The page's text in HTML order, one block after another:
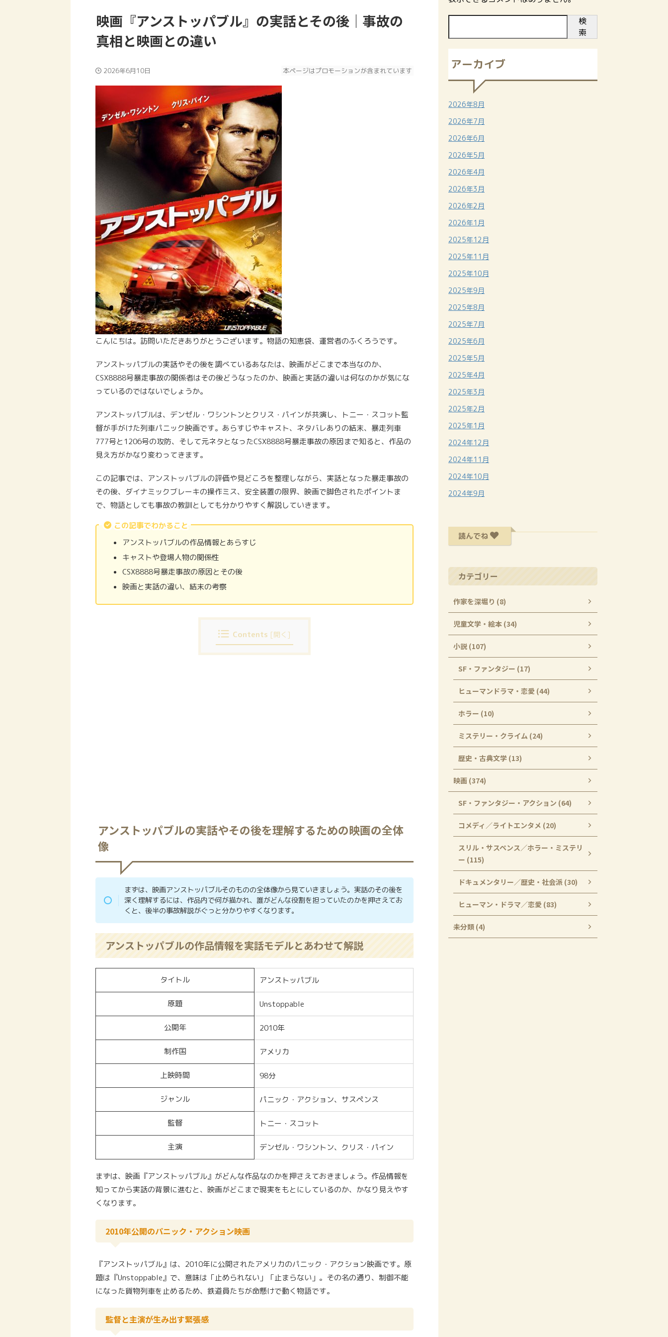
映画『アンストッパブル』の実話とその後｜事故の
真相と映画との違い
2026年6月10日 本ページはプロモーションが含まれています
こんにちは。訪問いただきありがとうございます。物語の知恵袋、運営者のふくろうです。
アンストッパブルの実話やその後を調べているあなたは、映画がどこまで本当なのか、
CSX8888号暴走事故の関係者はその後どうなったのか、映画と実話の違いは何なのかが気にな
っているのではないでしょうか。
アンストッパブルは、デンゼル・ワシントンとクリス・パインが共演し、トニー・スコット監
督が手がけた列車パニック映画です。あらすじやキャスト、ネタバレありの結末、暴走列車
777号と1206号の攻防、そして元ネタとなったCSX8888号暴走事故の原因まで知ると、作品の
見え方がかなり変わってきます。
この記事では、アンストッパブルの評価や見どころを整理しながら、実話となった暴走事故の
その後、ダイナミックブレーキの操作ミス、安全装置の限界、映画で脚色されたポイントま
で、物語としても事故の教訓としても分かりやすく解説していきます。
この記事でわかること
アンストッパブルの作品情報とあらすじ
キャストや登場人物の関係性
CSX8888号暴走事故の原因とその後
映画と実話の違い、結末の考察
Contents [開く ]
アンストッパブルの実話やその後を理解するための映画の全体
像
まずは、映画アンストッパブルそのものの全体像から見ていきましょう。実話のその後を
深く理解するには、作品内で何が描かれ、誰がどんな役割を担っていたのかを押さえてお
くと、後半の事故解説がぐっと分かりやすくなります。
アンストッパブルの作品情報を実話モデルとあわせて解説
タイトル アンストッパブル
原題 Unstoppable
公開年 2010年
制作国 アメリカ
上映時間 98分
ジャンル パニック・アクション、サスペンス
監督 トニー・スコット
主演 デンゼル・ワシントン、クリス・パイン
まずは、映画『アンストッパブル』がどんな作品なのかを押さえておきましょう。作品情報を
知ってから実話の背景に進むと、映画がどこまで現実をもとにしているのか、かなり見えやす
くなります。
2010年公開のパニック・アクション映画
『アンストッパブル』は、2010年に公開されたアメリカのパニック・アクション映画です。原
題は『Unstoppable』で、意味は「止められない」「止まらない」。その名の通り、制御不能
になった貨物列車を止めるため、鉄道員たちが命懸けで動く物語です。
監督と主演が生み出す緊張感
検
索
アーカイブ
2026年8月
2026年7月
2026年6月
2026年5月
2026年4月
2026年3月
2026年2月
2026年1月
2025年12月
2025年11月
2025年10月
2025年9月
2025年8月
2025年7月
2025年6月
2025年5月
2025年4月
2025年3月
2025年2月
2025年1月
2024年12月
2024年11月
2024年10月
2024年9月
読んでね
カテゴリー
作家を深堀り (8)
児童文学・絵本 (34)
小説 (107)
SF・ファンタジー (17)
ヒューマンドラマ・恋愛 (44)
ホラー (10)
ミステリー・クライム (24)
歴史・古典文学 (13)
映画 (374)
SF・ファンタジー・アクション (64)
コメディ／ライトエンタメ (20)
スリル・サスペンス／ホラー・ミステリ
ー (115)
ドキュメンタリー／歴史・社会派 (30)
ヒューマン・ドラマ／恋愛 (83)
未分類 (4)